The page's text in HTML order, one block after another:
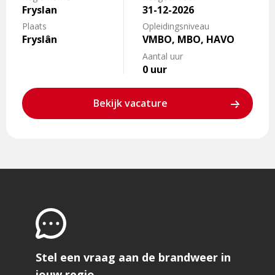
Fryslan
Plaats
Fryslân
31-12-2026
Opleidingsniveau
VMBO, MBO, HAVO
Aantal uur
0 uur
Bekijk vacature
Stel een vraag aan de brandweer in